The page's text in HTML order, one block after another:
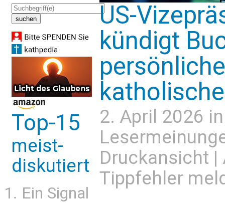
Top-15
meist-
diskutiert
Ein Signal
US-
kündigt
2. April 2026
Druckansicht |
Tippfehler